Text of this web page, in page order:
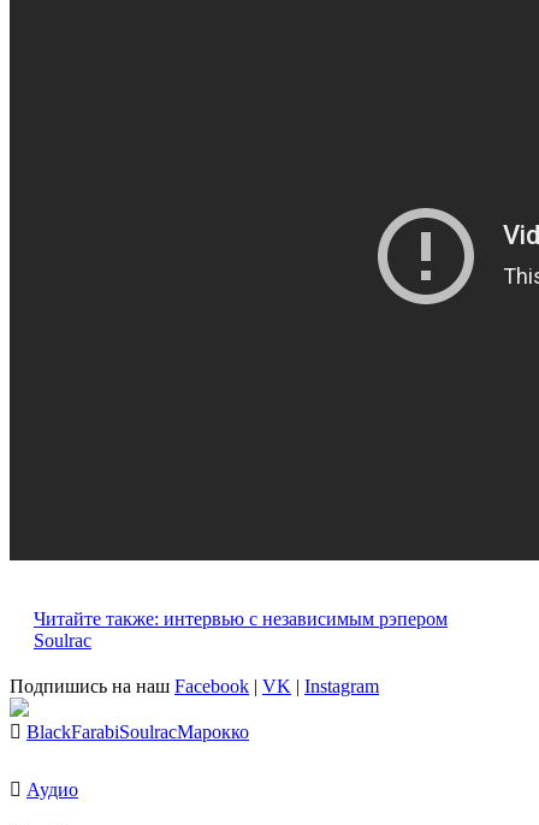
Читайте также: интервью с независимым рэпером
Soulrac
Подпишись на наш Facebook | VK | Instagram
BlackFarabiSoulracМарокко
Аудио